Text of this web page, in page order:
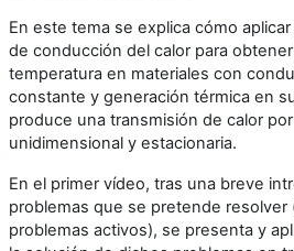
En este tema se explica cómo
de conducción del calor para
temperatura en materiales con
constante y generación térmica en
produce una transmisión de calor
unidimensional y estacionaria.
En el primer vídeo, tras una breve
problemas que se pretende resolver
problemas activos), se presenta y